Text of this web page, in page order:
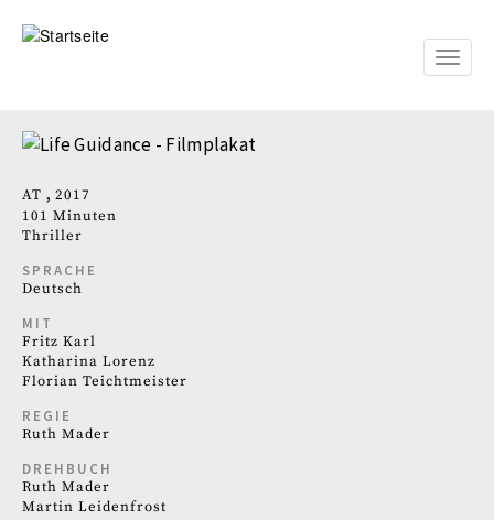
zum
Toggle
AT
2017
101 Minuten
Thriller
SPRACHE
Deutsch
MIT
Fritz Karl
Katharina Lorenz
Florian Teichtmeister
REGIE
Ruth Mader
DREHBUCH
Ruth Mader
Martin Leidenfrost